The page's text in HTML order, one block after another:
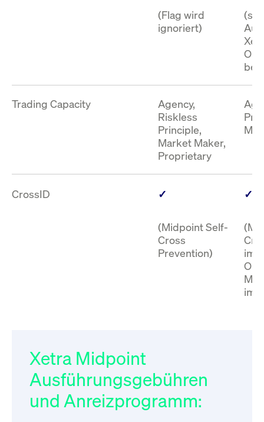
(Flag wird
ignoriert)
bei
Trading Capacity
Agency,
Riskless
Principle,
Market Maker,
Proprietary
CrossID ✓
(Midpoint Self-
Cross
Prevention)
✓
im
im
Xetra Midpoint
Ausführungsgebühren
und Anreizprogramm: